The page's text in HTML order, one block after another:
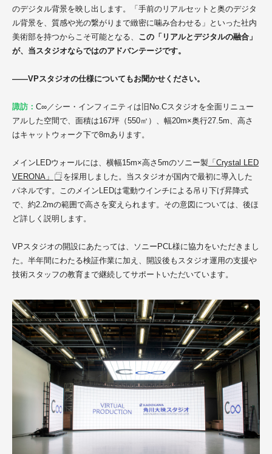
のデジタル背景を映し出します。「手前のリアルセットと奥のデジタ
ル背景を、質感や光の繋がりまで緻密に噛み合わせる」といった社内
美術部を持つからこそ可能となる、 この「リアルとデジタルの融合」
が、当スタジオならではのアドバンテージです。
——VPスタジオの仕様についてもお聞かせください。
諏訪： C∞／シー・インフィニティ は旧No.Cスタジオを全面リニュー
アルした空間で、面積は167坪（550㎡）、幅20m×奥行27.5m、高さ
はキャットウォーク下で8mあります。
メインLEDウォールには、横幅15m×高さ5mのソニー製 「Crystal LED
VERONA」
を採用しました。当スタジオが国内で最初に導入した
パネルです。このメインLEDは電動ウインチによる吊り下げ昇降式
で、約2.2mの範囲で高さを変えられます。その意図については、後ほ
ど詳しく説明します。
VPスタジオの開設にあたっては、ソニーPCL様に協力をいただきまし
た。半年間にわたる検証作業に加え、開設後もスタジオ運用の支援や
技術スタッフの教育まで継続してサポートいただいています。